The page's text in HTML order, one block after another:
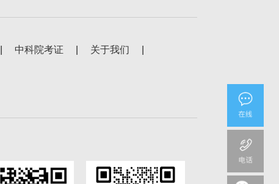
| 中科院考证 | 关于我们 |